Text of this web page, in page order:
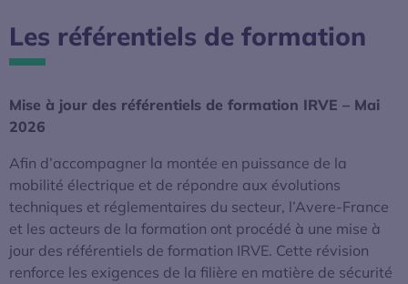
Les référentiels de formation
Mise à jour des référentiels de formation IRVE – Mai
2026
Afin d’accompagner la montée en puissance de la
mobilité électrique et de répondre aux évolutions
techniques et réglementaires du secteur, l’Avere-France
et les acteurs de la formation ont procédé à une mise à
jour des référentiels de formation IRVE. Cette révision
renforce les exigences de la filière en matière de sécurité